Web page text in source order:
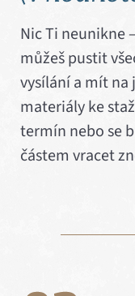
Nic Ti neunikne
můžeš pustit
vysílání a mít na
materiály ke
termín nebo se
částem vracet